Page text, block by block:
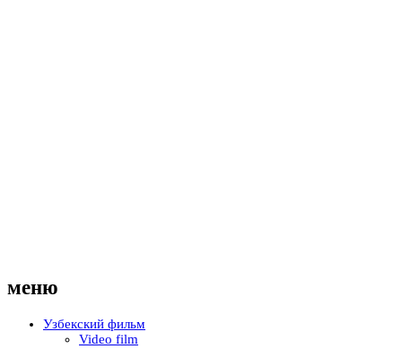
меню
Узбекский фильм
Video film